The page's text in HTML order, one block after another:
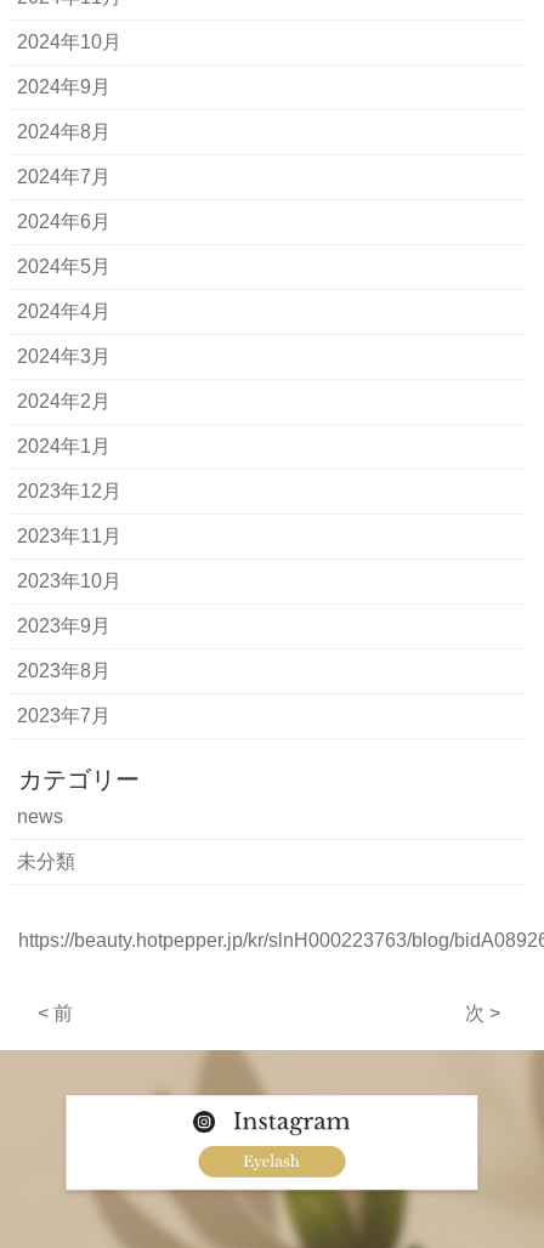
2024年10月
2024年9月
2024年8月
2024年7月
2024年6月
2024年5月
2024年4月
2024年3月
2024年2月
2024年1月
2023年12月
2023年11月
2023年10月
2023年9月
2023年8月
2023年7月
カテゴリー
news
未分類
https://beauty.hotpepper.jp/kr/slnH000223763/blog/
< 前 次 >